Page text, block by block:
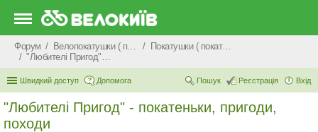
Форум Велопокатушки ( покатеньки), велопоходи, туризм.
Покатушки ( покатеньки)
"Любителі Пригод" - покатеньки, пригоди, походи
Швидкий доступ Допомога Вхід
Реєстрація
Пошук
"Любителі Пригод" - покатеньки, пригоди,
походи